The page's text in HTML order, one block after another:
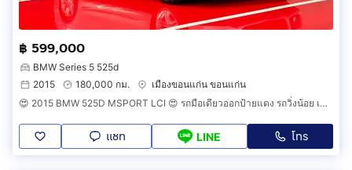
฿ 599,000
BMW Series 5 525d
2015
180,000 กม.
เมืองขอนแก่น ขอนแก่น
😍 2015 BMW 525D MSPORT LCI 😍 รถมือเดียวออกป้ายแดง รถวิ่งน้อย เข้าศูนย์ทุกระยะ รถไม่เคยมีอุบัติเหตุครับ
แชท LINE โทร